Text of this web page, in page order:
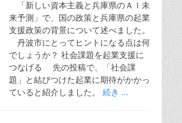
「新しい資本主義と兵庫県のＡＩ未
来予測」で、国の政策と兵庫県の起業
支援政策の背景について述べました。
丹波市にとってヒントになる点は何
でしょうか？ 社会課題を起業支援に
つなげる 先の投稿で、「社会課
題」と結びつけた起業に期待がかかっ
ていると紹介しました。 続き …